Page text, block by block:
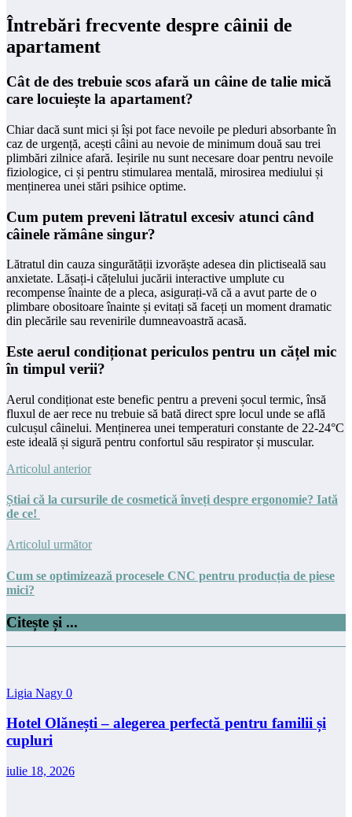
Întrebări frecvente despre câinii de
apartament
Cât de des trebuie scos afară un câine de talie mică
care locuiește la apartament?
Chiar dacă sunt mici și își pot face nevoile pe pleduri absorbante în
caz de urgență, acești câini au nevoie de minimum două sau trei
plimbări zilnice afară. Ieșirile nu sunt necesare doar pentru nevoile
fiziologice, ci și pentru stimularea mentală, mirosirea mediului și
menținerea unei stări psihice optime.
Cum putem preveni lătratul excesiv atunci când
câinele rămâne singur?
Lătratul din cauza singurătății izvorăște adesea din plictiseală sau
anxietate. Lăsați-i cățelului jucării interactive umplute cu
recompense înainte de a pleca, asigurați-vă că a avut parte de o
plimbare obositoare înainte și evitați să faceți un moment dramatic
din plecările sau revenirile dumneavoastră acasă.
Este aerul condiționat periculos pentru un cățel mic
în timpul verii?
Aerul condiționat este benefic pentru a preveni șocul termic, însă
fluxul de aer rece nu trebuie să bată direct spre locul unde se află
culcușul câinelui. Menținerea unei temperaturi constante de 22-24°C
este ideală și sigură pentru confortul său respirator și muscular.
Articolul anterior
Știai că la cursurile de cosmetică înveți despre ergonomie? Iată
de ce!
Articolul următor
Cum se optimizează procesele CNC pentru producția de piese
mici?
Citește și ...
Ligia Nagy 0
Hotel Olănești – alegerea perfectă pentru familii și
cupluri
iulie 18, 2026